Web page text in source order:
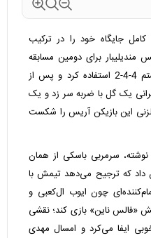
جایگاه خود را در ترکیب
مندیلیبار برای دومین مسابقه
متوالی در سوپر لیگ یونان از سیستم 4-4-2 استفاده کرد و پس از
یک گل با ضربه سر زد و یک
این بازیکن آریس را شکست
سرمربی باسکی از همان
داد که ترجیح می‌دهد تیمش با
چون ایوب ال‌کعبی و
«فالس ناین» بازی کند؛ نقشی
ایفا می‌کرد و امسال مهدی